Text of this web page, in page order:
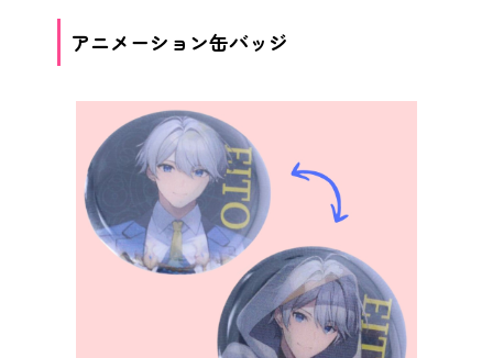
アニメーション缶バッジ